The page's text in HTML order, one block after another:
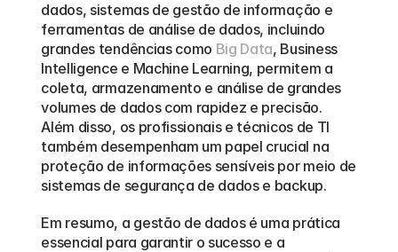
dados, sistemas de gestão de informação e
ferramentas de análise de dados, incluindo
grandes tendências como Big Data, Business
Intelligence e Machine Learning, permitem a
coleta, armazenamento e análise de grandes
volumes de dados com rapidez e precisão.
Além disso, os profissionais e técnicos de TI
também desempenham um papel crucial na
proteção de informações sensíveis por meio de
sistemas de segurança de dados e backup.
Em resumo, a gestão de dados é uma prática
essencial para garantir o sucesso e a